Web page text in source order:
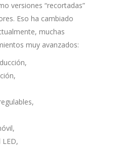
versiones “recortadas”
Eso ha cambiado
muchas
muy avanzados: